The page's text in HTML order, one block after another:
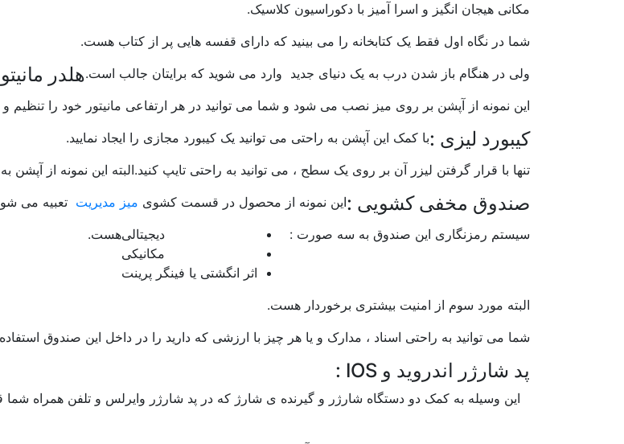
مکانی هیجان انگیز و اسرا آمیز با دکوراسیون کلاسیک.
شما در نگاه اول فقط یک کتابخانه را می بینید که دارای قفسه هایی پر از کتاب هست.
ولی در هنگام باز شدن درب به یک دنیای جدید وارد می شوید که برایتان جالب است.هلدر
این نمونه از آپشن بر روی میز نصب می شود و شما می توانید در هر ارتفاعی مانیتور خود را تنظیم
کیبورد لیزی :با کمک این آپشن به راحتی می توانید یک کیبورد مجازی را ایجاد نمایید.
تنها با قرار گرفتن لیزر آن بر روی یک سطح ، می توانید به راحتی تایپ کنید.البته این نمونه از آپشن
صندوق مخفی کشویی :این نمونه از محصول در قسمت کشوی میز مدیریت تعبیه می
سیستم رمزنگاری این صندوق به سه صورت :
دیجیتالی
مکانیکی
اثر انگشتی یا فینگر پرینت
هست.
البته مورد سوم از امنیت بیشتری برخوردار هست.
شما می توانید به راحتی اسناد ، مدارک و یا هر چیز با ارزشی که دارید را در داخل این صندوق استفاده
پد شارژر اندروید و IOS :
این وسیله به کمک دو دستگاه شارژر و گیرنده ی شارژ که در پد شارژر وایرلس و تلفن همراه شما